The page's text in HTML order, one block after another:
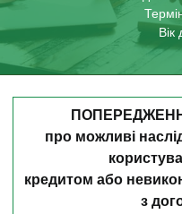
Вік
про можливі
кредитом або
з